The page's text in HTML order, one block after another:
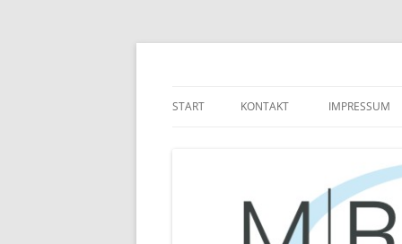
Zum
START KONTAKT IMPRESSUM